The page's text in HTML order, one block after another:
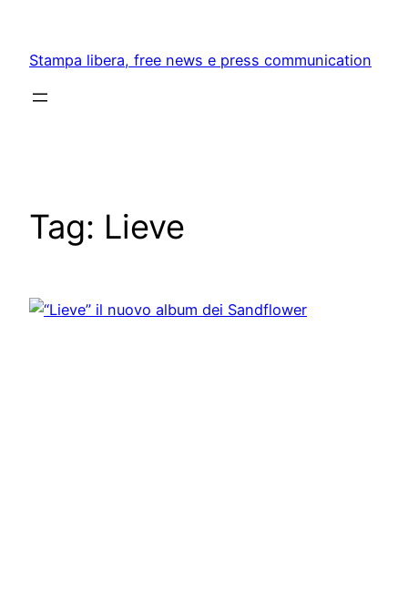
content
Stampa libera, free news e press communication
Tag: Lieve